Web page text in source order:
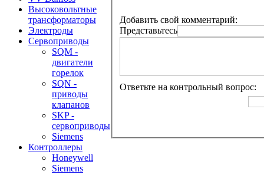
Высоковольтные
трансформаторы
Электроды
Сервоприводы
SQM -
двигатели
горелок
SQN -
приводы
клапанов
SKP -
сервоприводы
Siemens
Контроллеры
Honeywell
Siemens
Добавить свой комментарий:
Представьтесь
Ответьте на контрольный вопрос: